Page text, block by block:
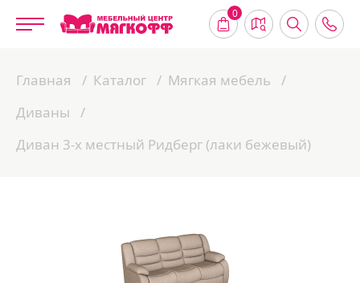
0
Главная Каталог
Мягкая мебель
Диваны
Диван 3-х местный Ридберг (лаки бежевый)